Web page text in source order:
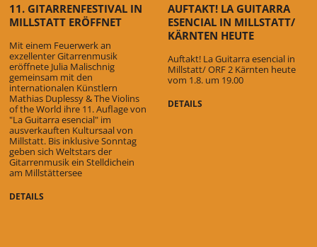
11. GITARRENFESTIVAL IN
MILLSTATT ERÖFFNET
Mit einem Feuerwerk an
exzellenter Gitarrenmusik
eröffnete Julia Malischnig
gemeinsam mit den
internationalen Künstlern
Mathias Duplessy & The Violins
of the World ihre 11. Auflage von
"La Guitarra esencial" im
ausverkauften Kultursaal von
Millstatt. Bis inklusive Sonntag
geben sich Weltstars der
Gitarrenmusik ein Stelldichein
am Millstättersee
DETAILS
AUFTAKT! LA GUITARRA
ESENCIAL IN MILLSTATT/
KÄRNTEN HEUTE
Auftakt! La Guitarra esencial in
Millstatt/ ORF 2 Kärnten heute
vom 1.8. um 19.00
DETAILS